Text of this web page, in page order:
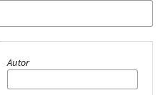
Autor